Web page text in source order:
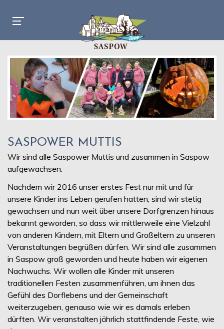
SASPOWER MUTTIS
Wir sind alle Saspower Muttis und zusammen in Saspow
aufgewachsen.
Nachdem wir 2016 unser erstes Fest nur mit und für
unsere Kinder ins Leben gerufen hatten, sind wir stetig
gewachsen und nun weit über unsere Dorfgrenzen hinaus
bekannt geworden, so dass wir mittlerweile eine Vielzahl
von anderen Kindern, mit Eltern und Großeltern zu unseren
Veranstaltungen begrüßen dürfen. Wir sind alle zusammen
in Saspow groß geworden und heute haben wir eigenen
Nachwuchs. Wir wollen alle Kinder mit unseren
traditionellen Festen zusammenführen, um ihnen das
Gefühl des Dorflebens und der Gemeinschaft
weiterzugeben, genauso wie wir es damals erleben
dürften. Wir veranstalten jährlich stattfindende Feste, wie